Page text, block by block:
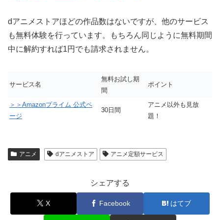
dアニメストアほどの作品数はないですが、他のサービス
も無料体験を行っています。もちろん同じように無料期間
中に解約すれば1円でも請求されません。
サービス名
無料お試し期
間
ポイント
＞＞Amazonプライム 公式ペ
ージ
30日間
アニメ以外も見放
題！
アニメ dアニメストア アニメ定額サービス
シェアする
X Facebook はてブ